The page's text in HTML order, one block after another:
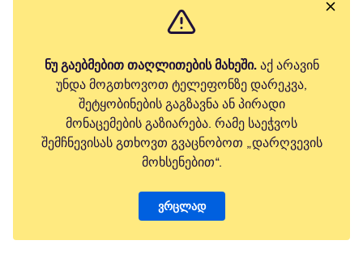
ნუ გაებმებით თაღლითების მახეში.აქ არავინ
უნდა მოგთხოვოთ ტელეფონზე დარეკვა,
შეტყობინების გაგზავნა ან პირადი
მონაცემების გაზიარება. რამე საეჭვოს
შემჩნევისას გთხოვთ გვაცნობოთ „დარღვევის
მოხსენებით“.
ვრცლად